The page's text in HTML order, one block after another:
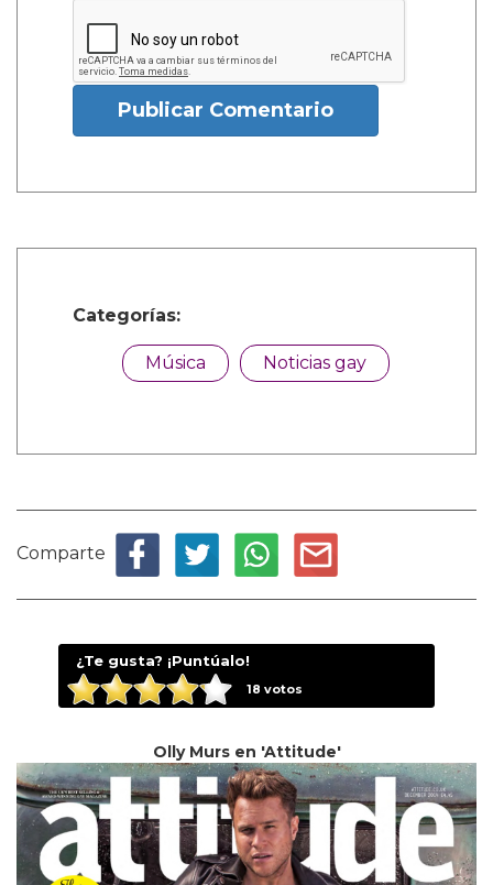
Publicar Comentario
Categorías:
Música Noticias gay
Comparte
¿Te gusta? ¡Puntúalo!
18 votos
Olly Murs en 'Attitude'